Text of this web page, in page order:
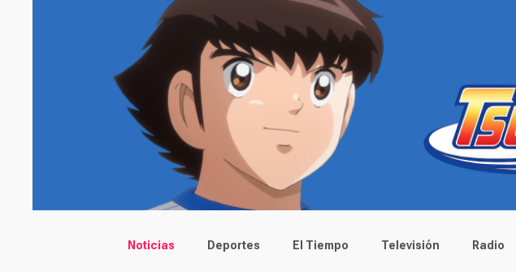
Main menu
Noticias Deportes El Tiempo Televisión Radio